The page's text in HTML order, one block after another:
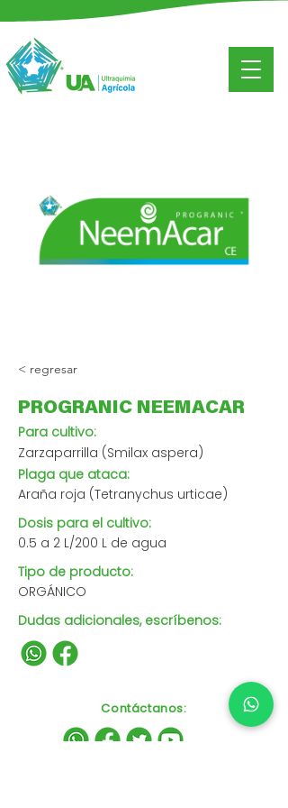
< regresar
PROGRANIC NEEMACAR
Para cultivo:
Zarzaparrilla (Smilax aspera)
Plaga que ataca:
Araña roja (Tetranychus urticae)
Dosis para el cultivo:
0.5 a 2 L/200 L de agua
Tipo de producto:
ORGÁNICO
Dudas adicionales, escríbenos:
Contáctanos: